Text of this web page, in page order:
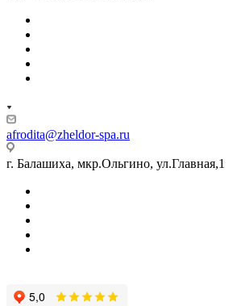
afrodita@zheldor-spa.ru
г. Балашиха, мкр.Ольгино, ул.Главная,1